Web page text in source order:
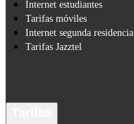
Internet estudiantes
Tarifas móviles
Internet segunda residencia
Tarifas Jazztel